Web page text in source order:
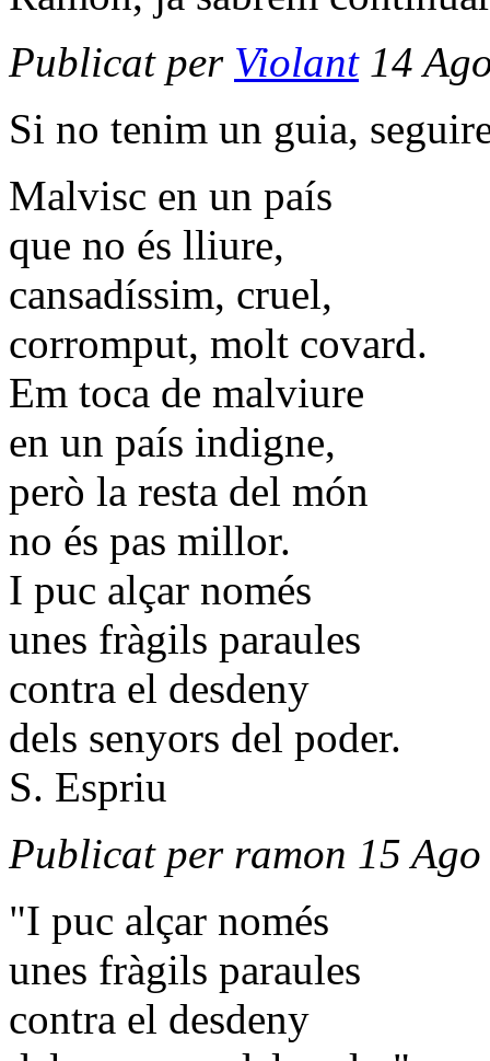
Publicat per Violant14
Si no tenim un guia,
Malvisc en un país
que no és lliure,
cansadíssim, cruel,
corromput, molt covard.
Em toca de malviure
en un país indigne,
però la resta del món
no és pas millor.
I puc alçar només
unes fràgils paraules
contra el desdeny
dels senyors del poder.
S. Espriu
Publicat per ramon 15
"I puc alçar només
unes fràgils paraules
contra el desdeny